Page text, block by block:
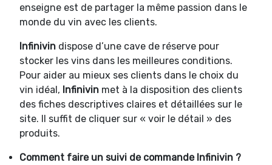
enseigne est de partager la même passion dans le
monde du vin avec les clients.
Infinivin dispose d’une cave de réserve pour
stocker les vins dans les meilleures conditions.
Pour aider au mieux ses clients dans le choix du
vin idéal, Infinivin met à la disposition des clients
des fiches descriptives claires et détaillées sur le
site. Il suffit de cliquer sur « voir le détail » des
produits.
Comment faire un suivi de commande Infinivin ?